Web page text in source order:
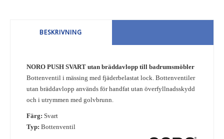
BESKRIVNING
NORO PUSH SVART utan bräddavlopp till badrumsmöbler
Bottenventil i mässing med fjäderbelastat lock. Bottenventiler
utan bräddavlopp används för handfat utan överfyllnadsskydd
och i utrymmen med golvbrunn.
Färg: Svart
Typ: Bottenventil